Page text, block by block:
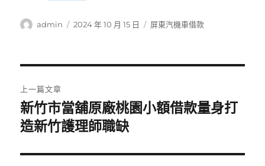
作
admin
發
2024 年 10 月 15 日
分
屏東汽機車借款
章
導
覽
上一篇文章
上
一
文
新竹市當舖原廠桃園小額借款量身打
造新竹護理師職缺